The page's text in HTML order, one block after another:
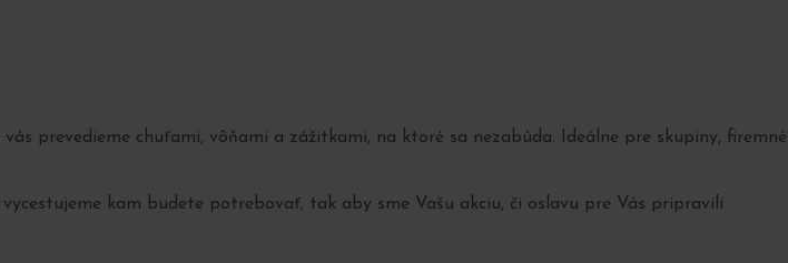
prevedieme chuťami, vôňami a zážitkami, na ktoré sa nezabúda. Ideálne pre skupiny, firemné
kam budete potrebovať, tak aby sme Vašu akciu, či oslavu pre Vás pripravili